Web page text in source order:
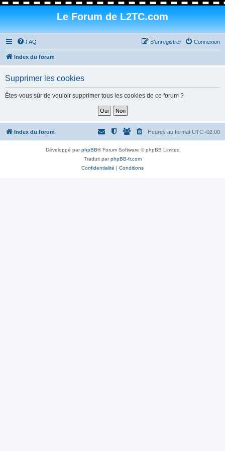
Le Forum de L2TC.com
FAQ Connexion
S’enregistrer
Index du forum
Supprimer les cookies
Êtes-vous sûr de vouloir supprimer tous les cookies de ce forum ?
Index du forum Heures au format UTC+02:00
Développé parphpBB® Forum Software © phpBB Limited
Traduit parphpBB-fr.com
Confidentialité | Conditions